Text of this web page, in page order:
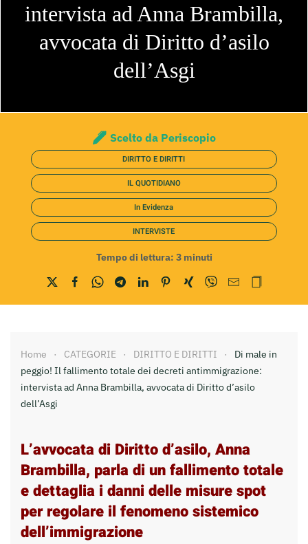
intervista ad Anna Brambilla,
avvocata di Diritto d’asilo
dell’Asgi
Scelto da Periscopio
DIRITTO E DIRITTI
IL QUOTIDIANO
In Evidenza
INTERVISTE
Tempo di lettura: 3 minuti
Home CATEGORIE DIRITTO E DIRITTI
Di male in
peggio! Il fallimento totale dei decreti antimmigrazione:
intervista ad Anna Brambilla, avvocata di Diritto d’asilo
dell’Asgi
L’avvocata di Diritto d’asilo, Anna
Brambilla, parla di un fallimento totale
e dettaglia i danni delle misure spot
per regolare il fenomeno sistemico
dell’immigrazione